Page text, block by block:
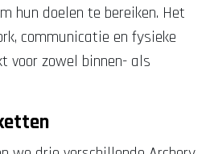
hun doelen te bereiken. Het
communicatie en fysieke
voor zowel binnen- als